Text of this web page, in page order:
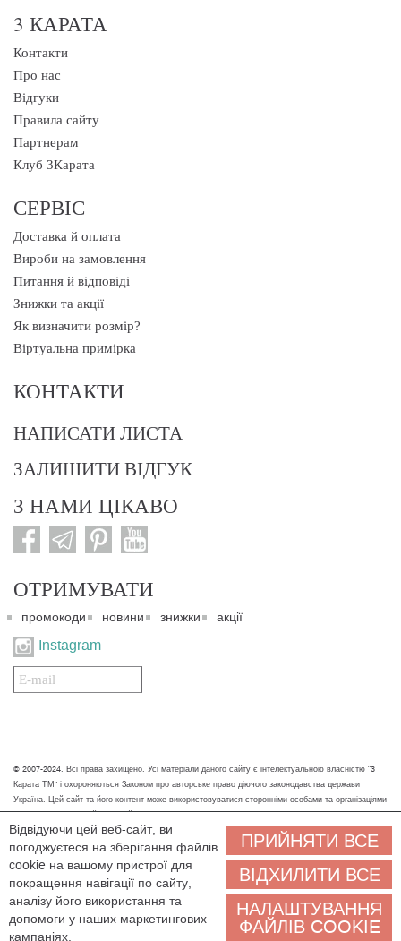
3 КАРАТА
Контакти
Про нас
Відгуки
Правила сайту
Партнерам
Клуб 3Карата
СЕРВІС
Доставка й оплата
Вироби на замовлення
Питання й відповіді
Знижки та акції
Як визначити розмір?
Віртуальна примірка
КОНТАКТИ
НАПИСАТИ ЛИСТА
ЗАЛИШИТИ ВІДГУК
З НАМИ ЦІКАВО
ОТРИМУВАТИ
промокоди новини знижки акції
Instagram
Подписаться
на
© 2007-2024. Всі права захищено. Усі матеріали даного сайту є інтелектуальною власністю "3
Карата ТМ" і охороняються Законом про авторське право діючого законодавства держави
Україна. Цей сайт та його контент може використовуватися сторонніми особами та організаціями
тільки для некомерційних цілей. Будь-яке завантаження, копіювання, друк та інше використання
матеріалів даного сайту для некомерційних цілей повинно супроводжуватись працюючим
посиланням або іншим зазначенням на джерело.
Ми обробляємо персональні дані (cookies, IP-адреса, місце розташування), щоб вам
було зручніше користуватися сайтом. Залишаючись на сайті, ви погоджуєтеся на
обробку персональних даних. Якщо ви не згодні, будь ласка, покиньте сайт і зв'яжіться з нами
будь-яким зручним способом, ми допоможемо знайти рішення.
Відвідуючи цей веб-сайт, ви
погоджуєтеся на зберігання файлів
cookie на вашому пристрої для
покращення навігації по сайту,
аналізу його використання та
допомоги у наших маркетингових
кампаніях.
ПРИЙНЯТИ ВСЕ
ВІДХИЛИТИ ВСЕ
НАЛАШТУВАННЯ
ФАЙЛІВ COOKIE